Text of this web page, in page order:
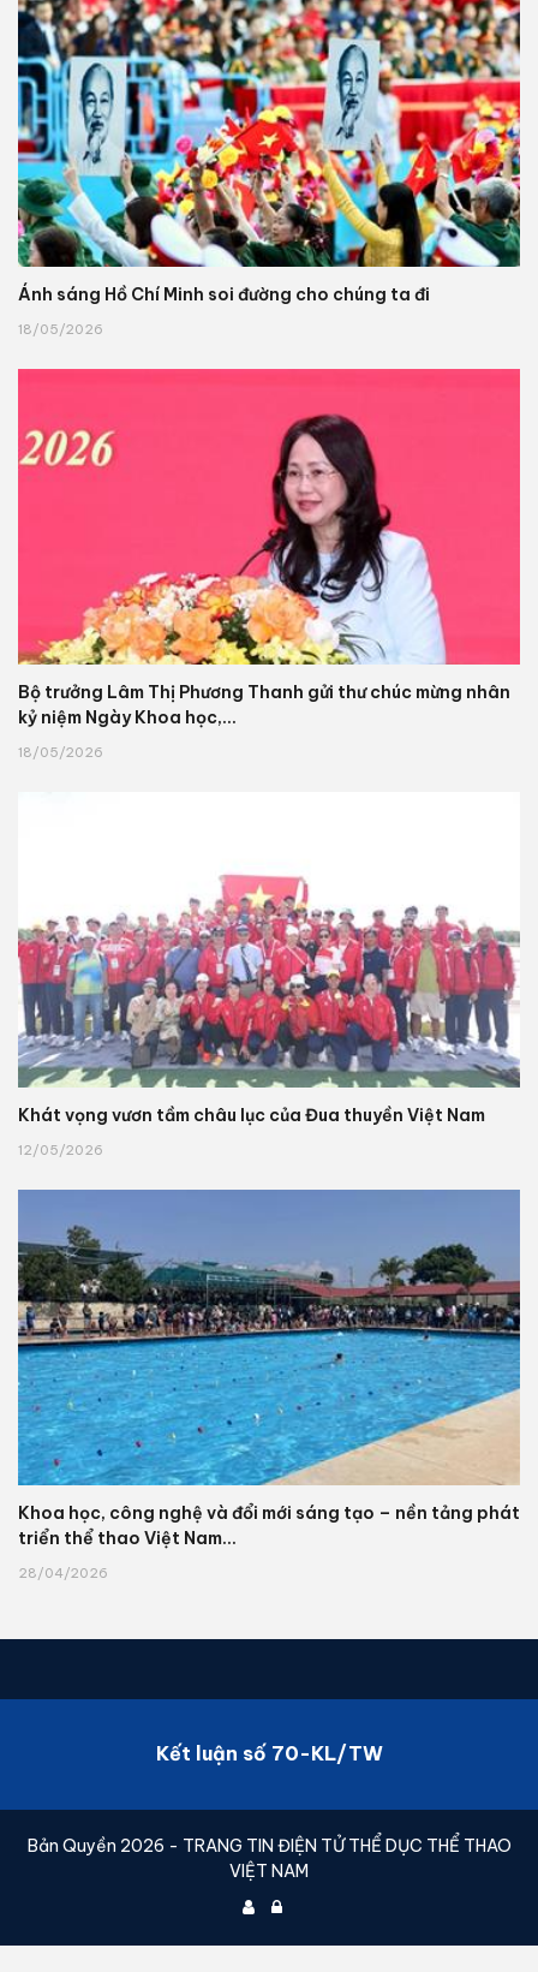
Ánh sáng Hồ Chí Minh soi đường cho chúng ta đi
18/05/2026
Bộ trưởng Lâm Thị Phương Thanh gửi thư chúc mừng nhân
kỷ niệm Ngày Khoa học,...
18/05/2026
Khát vọng vươn tầm châu lục của Đua thuyền Việt Nam
12/05/2026
Khoa học, công nghệ và đổi mới sáng tạo – nền tảng phát
triển thể thao Việt Nam...
28/04/2026
Kết luận số 70-KL/TW
Bản Quyền 2026 - TRANG TIN ĐIỆN TỬ THỂ DỤC THỂ THAO
VIỆT NAM